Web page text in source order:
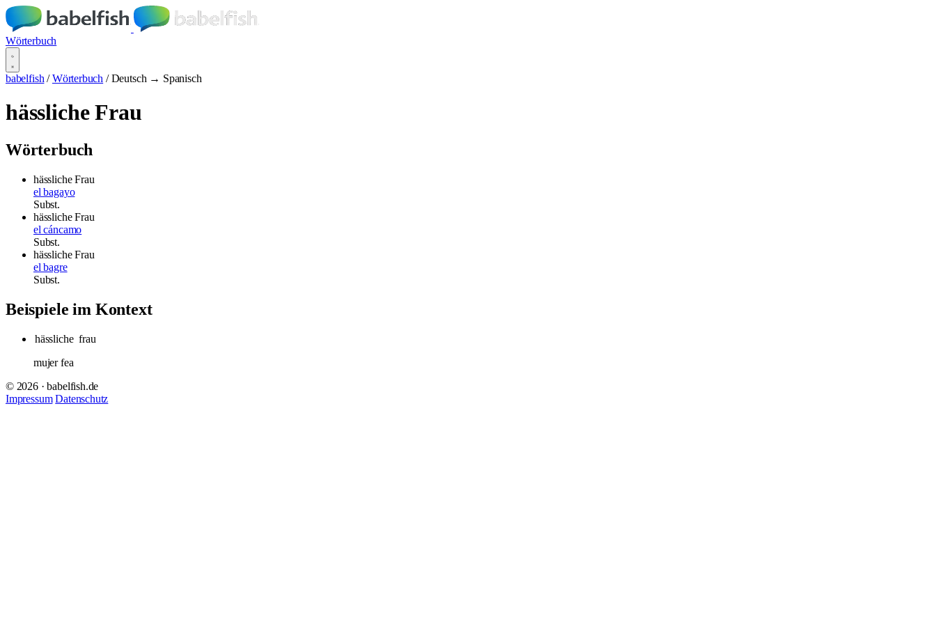
Wörterbuch
babelfish / Wörterbuch / Deutsch → Spanisch
hässliche Frau
Wörterbuch
hässliche Frau
el bagayo
Subst.
hässliche Frau
el cáncamo
Subst.
hässliche Frau
el bagre
Subst.
Beispiele im Kontext
hässliche frau
mujer fea
© 2026 · babelfish.de
Impressum Datenschutz